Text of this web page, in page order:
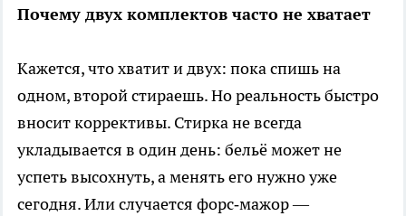
Почему двух комплектов часто не хватает
Кажется, что хватит и двух: пока спишь на
одном, второй стираешь. Но реальность быстро
вносит коррективы. Стирка не всегда
укладывается в один день: бельё может не
успеть высохнуть, а менять его нужно уже
сегодня. Или случается форс‑мажор —